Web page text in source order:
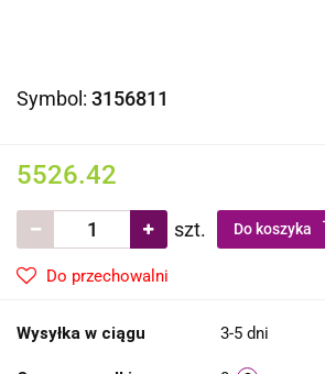
Symbol: 3156811
5526.42
szt. Do koszyka
Do przechowalni
Wysyłka w ciągu 3-5 dni